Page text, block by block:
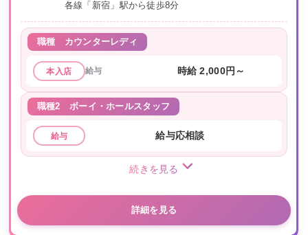
各線「新宿」駅から徒歩8分
職種 カウンターレディ
本入店 給与 時給 2,000円～
職種2 ボーイ・ホールスタッフ
給与 給与応相談
続きを見る
詳細を見る